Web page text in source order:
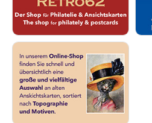
iDeal
Maestro
Gesamte Auswahl aufheben
Wohnsitz des Verkäufers
Weltweit